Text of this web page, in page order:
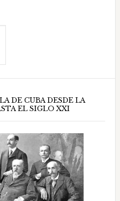
DE CUBA DESDE LA
EL SIGLO XXI